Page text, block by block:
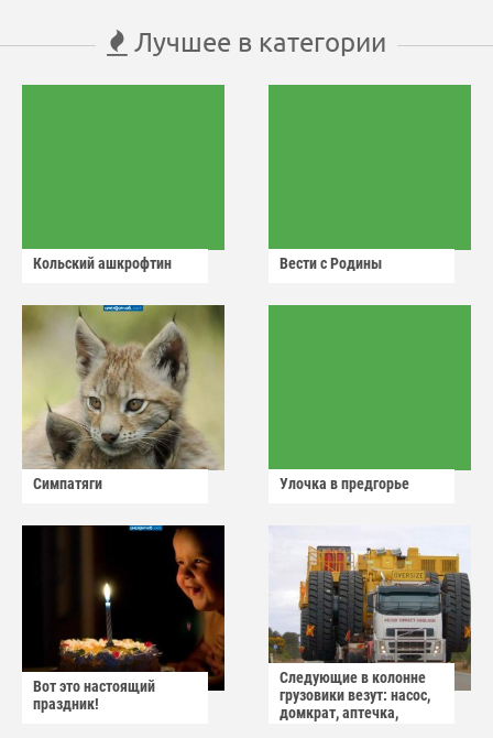
Лучшее в категории
Кольский ашкрофтин Вести с Родины
Симпатяги Улочка в предгорье
Вот это настоящий
праздник!
Следующие в колонне
грузовики везут: насос,
домкрат, аптечка,